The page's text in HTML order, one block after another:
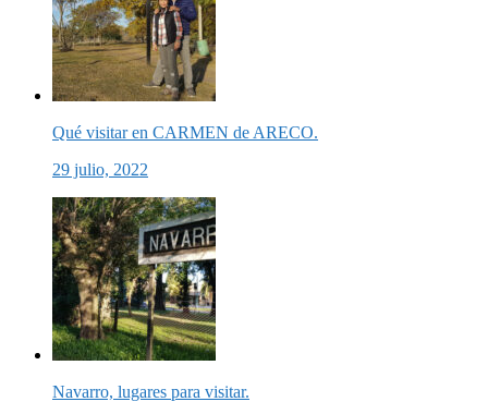
Qué visitar en CARMEN de ARECO.
29 julio, 2022
Navarro, lugares para visitar.